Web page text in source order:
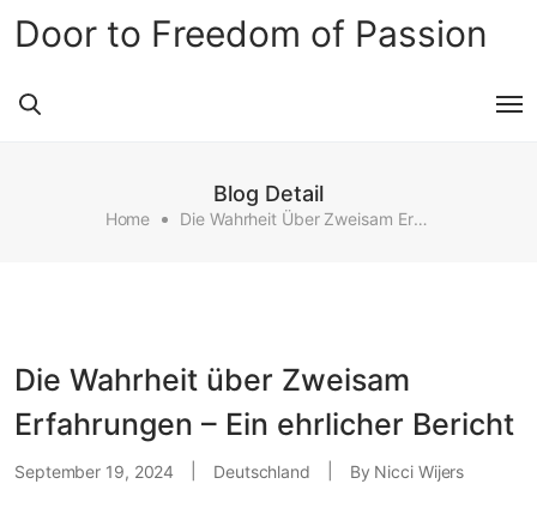
Door to Freedom of Passion
Blog Detail
Home Die Wahrheit Über Zweisam Erfahrungen – Ein Ehrlicher Bericht
Die Wahrheit über Zweisam
Erfahrungen – Ein ehrlicher Bericht
September 19, 2024 Deutschland By Nicci Wijers